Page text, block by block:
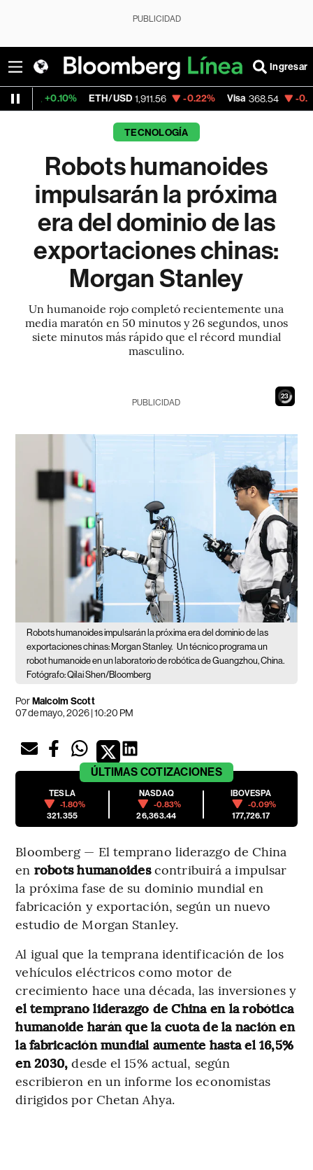
PUBLICIDAD
Ingresar
ETH/USD 1,911.56 -0.22% Visa 368.54 -0.28%
TECNOLOGÍA
Robots humanoides
impulsarán la próxima
era del dominio de las
exportaciones chinas:
Morgan Stanley
Un humanoide rojo completó recientemente una
media maratón en 50 minutos y 26 segundos, unos
siete minutos más rápido que el récord mundial
masculino.
21
PUBLICIDAD
Robots humanoides impulsarán la próxima era del dominio de las
exportaciones chinas: Morgan Stanley. Un técnico programa un
robot humanoide en un laboratorio de robótica de Guangzhou, China.
Fotógrafo: Qilai Shen/Bloomberg
PorMalcolm Scott
07 de mayo, 2026 | 10:20 PM
ÚLTIMAS COTIZACIONES
TESLA
-1.80%
321.355
NASDAQ
-0.83%
26,363.44
IBOVESPA
-0.09%
177,726.17
Bloomberg — El temprano liderazgo de China
en robots humanoidescontribuirá a impulsar
la próxima fase de su dominio mundial en
fabricación y exportación, según un nuevo
estudio de Morgan Stanley.
Al igual que la temprana identificación de los
vehículos eléctricos como motor de
crecimiento hace una década, las inversiones y
el temprano liderazgo de China en la robótica
humanoide harán que la cuota de la nación en
la fabricación mundial aumente hasta el 16,5%
en 2030, desde el 15% actual, según
escribieron en un informe los economistas
dirigidos por Chetan Ahya.